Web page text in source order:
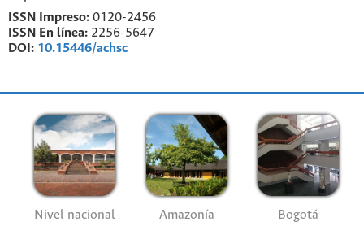
ISSN Impreso: 0120-2456
ISSN En línea: 2256-5647
DOI: 10.15446/achsc
Nivel nacional Amazonía Bogotá